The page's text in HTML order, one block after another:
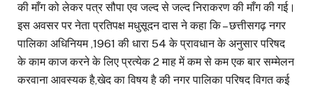
की माँग को लेकर पत्र सौपा एव जल्द से जल्द निराकरण की माँग की गई।
इस अवसर पर नेता प्रतिपक्ष मधुसूदन दास ने कहा कि – छत्तीसगढ़ नगर
पालिका अधिनियम ,1961 की धारा 54 के प्रावधान के अनुसार परिषद
के काम काज करने के लिए प्रत्येक 2 माह में कम से कम एक बार सम्मेलन
करवाना आवस्यक है,खेद का विषय है की नगर पालिका परिषद विगत कई